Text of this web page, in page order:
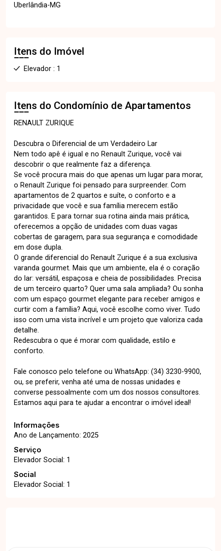
Uberlândia-MG
Itens do Imóvel
Elevador : 1
Itens do Condomínio de Apartamentos
RENAULT ZURIQUE
Descubra o Diferencial de um Verdadeiro Lar
Nem todo apê é igual e no Renault Zurique, você vai
descobrir o que realmente faz a diferença.
Se você procura mais do que apenas um lugar para morar,
o Renault Zurique foi pensado para surpreender. Com
apartamentos de 2 quartos e suíte, o conforto e a
privacidade que você e sua família merecem estão
garantidos. E para tornar sua rotina ainda mais prática,
oferecemos a opção de unidades com duas vagas
cobertas de garagem, para sua segurança e comodidade
em dose dupla.
O grande diferencial do Renault Zurique é a sua exclusiva
varanda gourmet. Mais que um ambiente, ela é o coração
do lar: versátil, espaçosa e cheia de possibilidades. Precisa
de um terceiro quarto? Quer uma sala ampliada? Ou sonha
com um espaço gourmet elegante para receber amigos e
curtir com a família? Aqui, você escolhe como viver. Tudo
isso com uma vista incrível e um projeto que valoriza cada
detalhe.
Redescubra o que é morar com qualidade, estilo e
conforto.
Fale conosco pelo telefone ou WhatsApp: (34) 3230-9900,
ou, se preferir, venha até uma de nossas unidades e
converse pessoalmente com um dos nossos consultores.
Estamos aqui para te ajudar a encontrar o imóvel ideal!
Informações
Ano de Lançamento: 2025
Serviço
Elevador Social: 1
Social
Elevador Social: 1